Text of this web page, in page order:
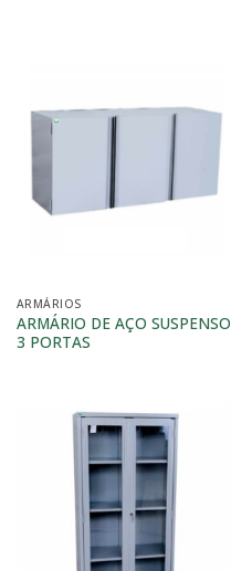
ARMÁRIOS
ARMÁRIO DE AÇO SUSPENSO
3 PORTAS